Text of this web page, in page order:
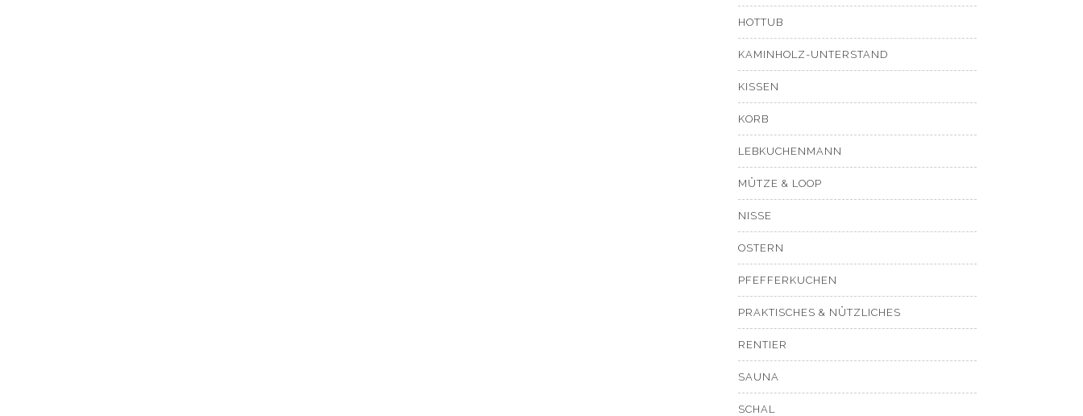
HOTTUB
KAMINHOLZ-UNTERSTAND
KISSEN
KORB
LEBKUCHENMANN
MÜTZE & LOOP
NISSE
OSTERN
PFEFFERKUCHEN
PRAKTISCHES & NÜTZLICHES
RENTIER
SAUNA
SCHAL